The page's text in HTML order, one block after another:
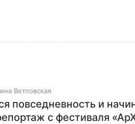
Ветловская
повседневность и
с фестиваля